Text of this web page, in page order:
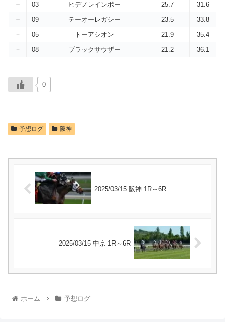
＋
03 ヒデノレインボー 25.7
31.6
＋
09 テーオーレガシー 23.5
33.8
－
05 トーアシオン 21.9
35.4
－
08 ブラックサウザー 21.2 36.1
0
予想ログ 阪神
2025/03/15 阪神 1R～6R
2025/03/15 中京 1R～6R
ホーム 予想ログ